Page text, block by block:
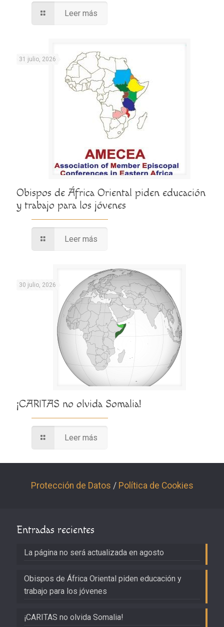
Leer más
31 julio, 2026
Obispos de África Oriental piden educación
y trabajo para los jóvenes
Leer más
30 julio, 2026
¡CARITAS no olvida Somalia!
Leer más
Protección de Datos / Política de Cookies
Entradas recientes
La página no será actualizada en agosto
Obispos de África Oriental piden educación y
trabajo para los jóvenes
¡CARITAS no olvida Somalia!